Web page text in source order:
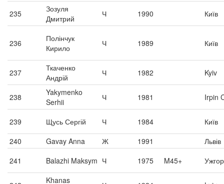
235
Зозуля
Дмитрий
Ч 1990 Київ
236
Полінчук
Кирило
Ч 1989 Київ
237
Ткаченко
Андрій
Ч 1982 Kyiv
238
Yakymenko
Serhii
Ч 1981 Irpin
239 Щусь Сергій Ч 1984
Київ
240
Gavay Anna Ж 1991
Львів
241
Balazhi Maksym Ч 1975 M45+
Khanas